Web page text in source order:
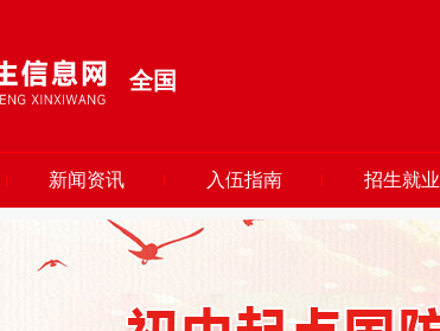
全国
新闻资讯 入伍指南 招生就业